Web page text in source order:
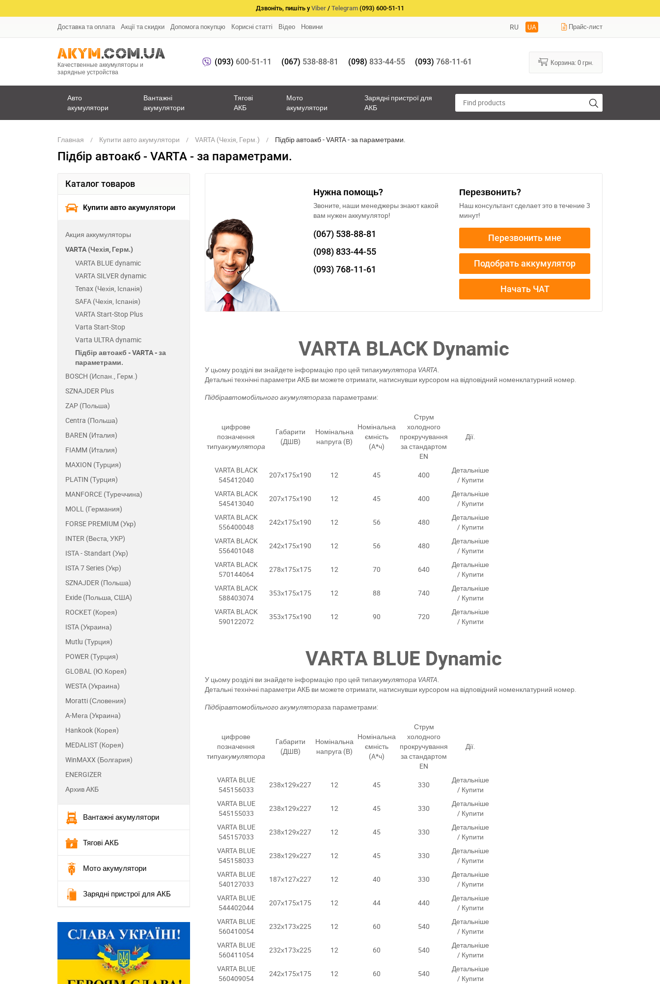
Дзвоніть, пишіть у Viber / Telegram (093) 600-51-11
Доставка та оплата Акції та скидки Допомога покупцю Корисні статті Відео Новини RU UA Прайс-лист
Качественные аккумуляторы и
зарядные устройства
(093) 600-51-11 (067) 538-88-81 (098) 833-44-55 (093) 768-11-61 Корзина:0 грн.
Авто
акумулятори
Вантажні
акумулятори
Тягові
АКБ
Мото
акумулятори
Зарядні пристрої для
АКБ
Главная Купити авто акумулятори VARTA (Чехія, Герм.) Підбір автоакб - VARTA - за параметрами.
Підбір автоакб - VARTA - за параметрами.
Каталог товаров
Купити авто акумулятори
Акция аккумуляторы
VARTA (Чехія, Герм.)
VARTA BLUE dynamic
VARTA SILVER dynamic
Tenax (Чехія, Іспанія)
SAFA (Чехія, Іспанія)
VARTA Start-Stop Plus
Varta Start-Stop
Varta ULTRA dynamic
Підбір автоакб - VARTA - за
параметрами.
BOSCH (Испан., Герм.)
SZNAJDER Plus
ZAP (Польша)
Centra (Польша)
BAREN (Италия)
FIAMM (Италия)
MAXION (Турция)
PLATIN (Турция)
MANFORCE (Туреччина)
MOLL (Германия)
FORSE PREMIUM (Укр)
INTER (Веста, УКР)
ISTA - Standart (Укр)
ISTA 7 Series (Укр)
SZNAJDER (Польша)
Exide (Польша, США)
ROCKET (Корея)
ISTA (Украина)
Mutlu (Турция)
POWER (Турция)
GLOBAL (Ю.Корея)
WESTA (Украина)
Moratti (Словения)
А-Мега (Украина)
Hankook (Корея)
MEDALIST (Корея)
WinMAXX (Болгария)
ENERGIZER
Архив АКБ
Вантажні акумулятори
Тягові АКБ
Мото акумулятори
Зарядні пристрої для АКБ
Нужна помощь?
Звоните, наши менеджеры знают какой
вам нужен аккумулятор!
(067) 538-88-81
(098) 833-44-55
(093)768-11-61
Перезвонить?
Наш консультант сделает это в течение 3
минут!
Перезвонить мне
Подобрать аккумулятор
Начать ЧАТ
VARTA BLACK Dynamic
У цьому розділі ви знайдете інформацію про цей типакумулятора VARTA.
Детальні технічні параметри АКБ ви можете отримати, натиснувши курсором на відповідний номенклатурний номер.
Підбіравтомобільного акумулятораза параметрами:
цифрове
позначення
типуакумулятора
Габарити
(ДШВ)
Номінальна
напруга (В)
Номінальна
ємність
(A*ч)
Струм
холодного
прокручування
за стандартом
EN
Дії.
VARTA BLACK
545412040
207х175х190 12 45 400
Детальніше
/ Купити
VARTA BLACK
545413040
207х175х190 12 45 400
Детальніше
/ Купити
VARTA BLACK
556400048
242х175х190 12 56 480
Детальніше
/ Купити
VARTA BLACK
556401048
242х175х190 12 56 480
Детальніше
/ Купити
VARTA BLACK
570144064
278х175х175 12 70 640
Детальніше
/ Купити
VARTA BLACK
588403074
353х175х175 12 88 740
Детальніше
/ Купити
VARTA BLACK
590122072
353х175х190 12 90 720
Детальніше
/ Купити
VARTA BLUE Dynamic
У цьому розділі ви знайдете інформацію про цей типакумулятора VARTA.
Детальні технічні параметри АКБ ви можете отримати, натиснувши курсором на відповідний номенклатурний номер.
Підбіравтомобільного акумулятораза параметрами:
цифрове
позначення
типуакумулятора
Габарити
(ДШВ)
Номінальна
напруга (В)
Номінальна
ємність
(A*ч)
Струм
холодного
прокручування
за стандартом
EN
Дії.
VARTA BLUE
545156033
238х129х227 12 45 330
Детальніше
/ Купити
VARTA BLUE
545155033
238х129х227 12 45 330
Детальніше
/ Купити
VARTA BLUE
545157033
238х129х227 12 45 330
Детальніше
/ Купити
VARTA BLUE
545158033
238х129х227 12 45 330
Детальніше
/ Купити
VARTA BLUE
540127033
187х127х227 12 40 330
Детальніше
/ Купити
VARTA BLUE
544402044
207х175х175 12 44 440
Детальніше
/ Купити
VARTA BLUE
560410054
232х173х225 12 60 540
Детальніше
/ Купити
VARTA BLUE
560411054
232х173х225 12 60 540
Детальніше
/ Купити
VARTA BLUE
560409054
242х175х175 12 60 540
Детальніше
/ Купити